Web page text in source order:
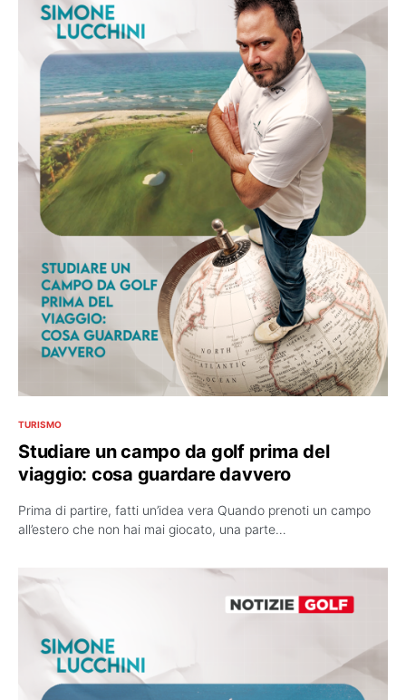
TURISMO
Studiare un campo da golf prima del
viaggio: cosa guardare davvero
Prima di partire, fatti un’idea vera Quando prenoti un campo
all’estero che non hai mai giocato, una parte…